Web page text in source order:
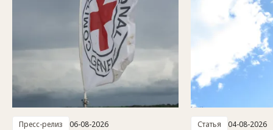
Пресс-релиз 06-08-2026 Статья 04-08-2026